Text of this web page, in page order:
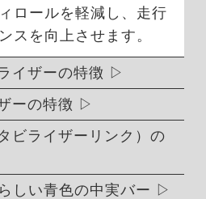
ロールを軽減し、走行
スを向上させます。
イザーの特徴
ーの特徴
ビライザーリンク）の
しい青色の中実バー